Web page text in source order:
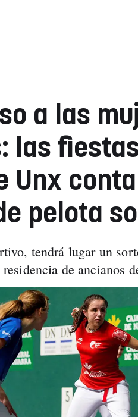
a las
las
Unx
pelota
tendrá lugar un
de ancianos